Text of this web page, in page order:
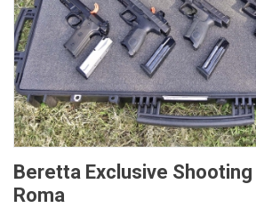
Beretta Exclusive Shooting
Roma